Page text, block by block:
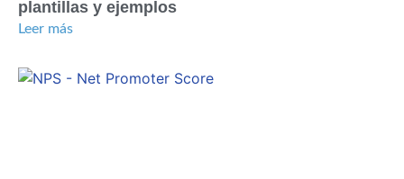
plantillas y ejemplos
Leer más